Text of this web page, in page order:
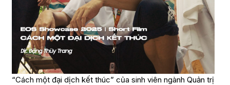
“Cách một đại dịch kết thúc” của sinh viên ngành Quản trị